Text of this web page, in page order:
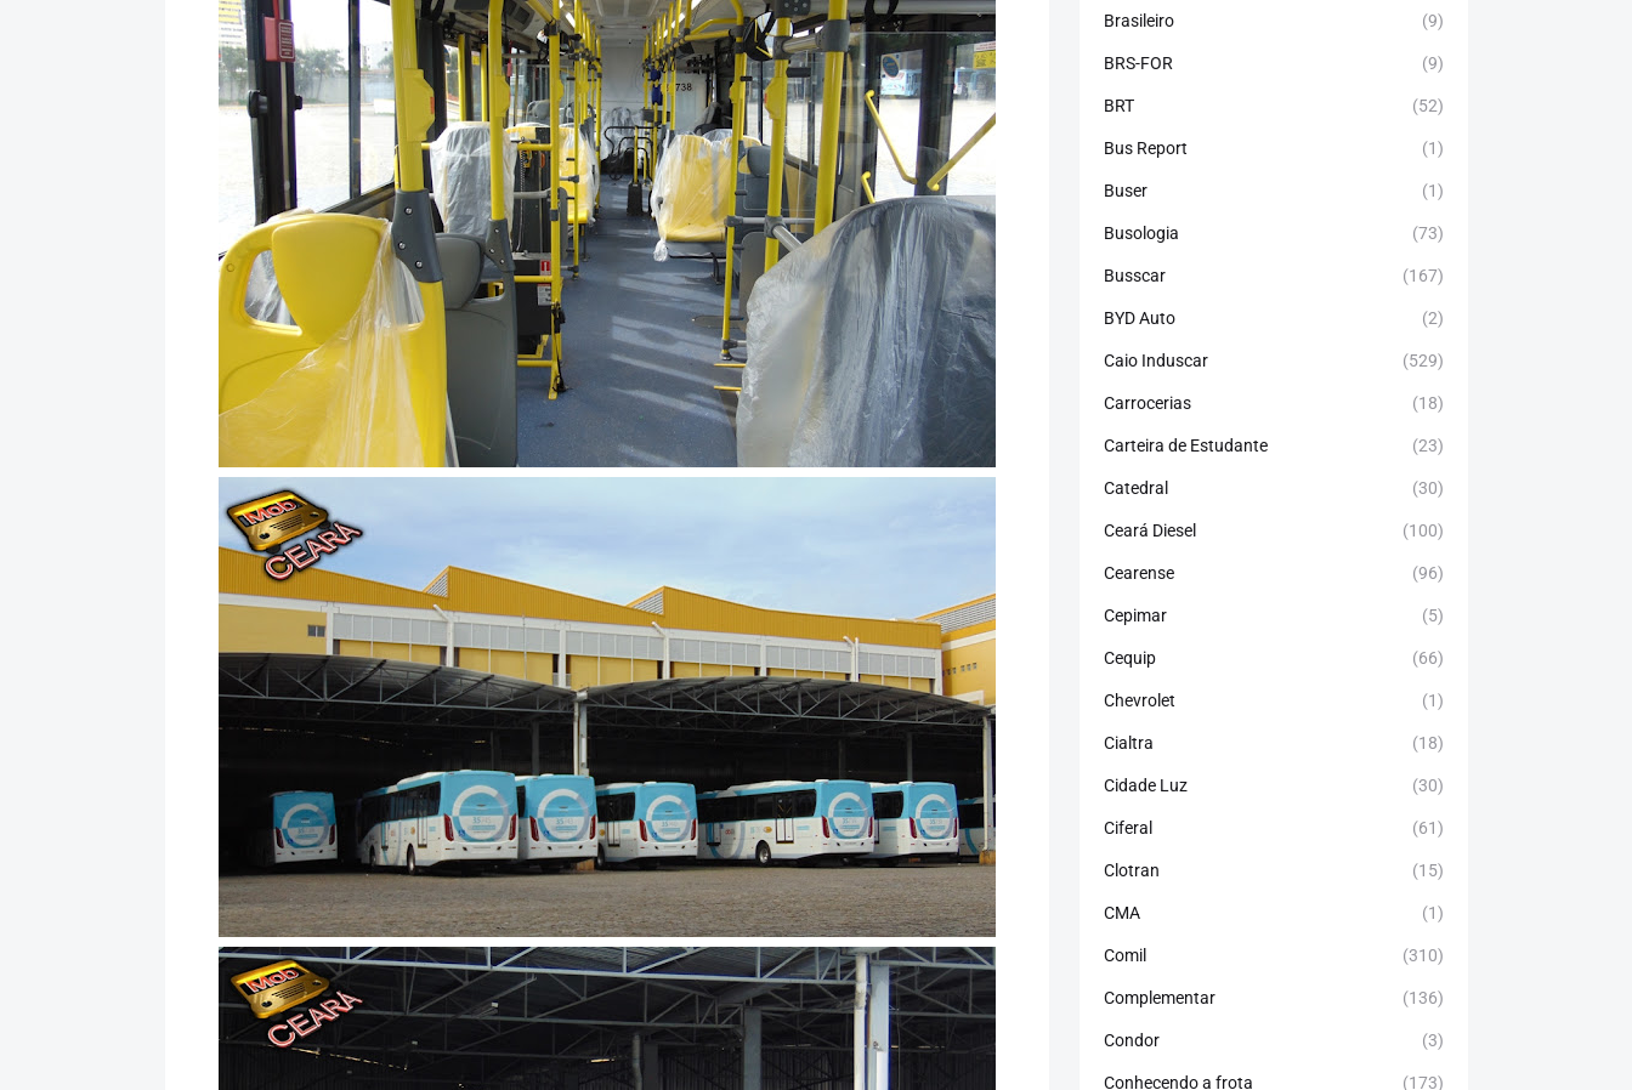
Brasileiro (9)
BRS-FOR (9)
BRT (52)
Bus Report (1)
Buser (1)
Busologia (73)
Busscar (167)
BYD Auto (2)
Caio Induscar (529)
Carrocerias (18)
Carteira de Estudante (23)
Catedral (30)
Ceará Diesel (100)
Cearense (96)
Cepimar (5)
Cequip (66)
Chevrolet (1)
Cialtra (18)
Cidade Luz (30)
Ciferal (61)
Clotran (15)
CMA (1)
Comil (310)
Complementar (136)
Condor (3)
Conhecendo a frota (173)